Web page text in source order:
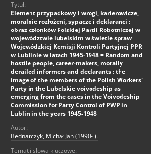
Tytuł:
Element przypadkowy i wrogi, karierowicze,
moralnie rozłożeni, sypacze i deklaranci :
obraz członków Polskiej Partii Robotniczej w
województwie lubelskim w świetle spraw
Wojewódzkiej Komisji Kontroli Partyjnej PPR
w Lublinie w latach 1945-1948 = Random and
hostile people, career-makers, morally
derailed informers and declarants : the
image of the members of the Polish Workers'
Party in the Lubelskie voivodeship as
emerging from the cases in the Voivodeship
Commission for Party Control of PWP in
Lublin in the years 1945-1948
Autor:
Bednarczyk, Michał Jan (1990- ).
Temat i słowa kluczowe: